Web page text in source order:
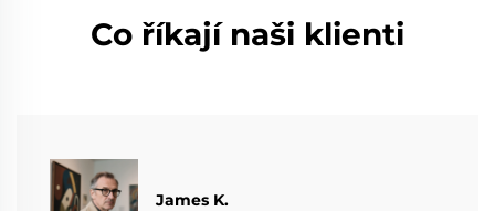
Co říkají naši klienti
James K.